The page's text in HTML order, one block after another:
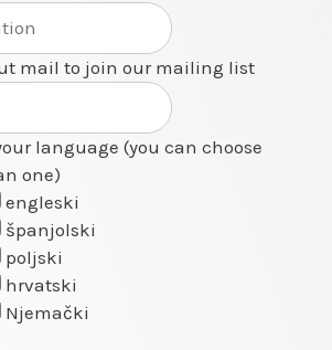
mail to join our mailing list
language (you can choose
one)
engleski
španjolski
poljski
hrvatski
Njemački